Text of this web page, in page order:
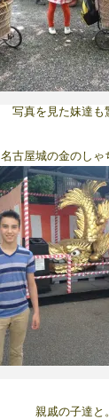
写真を見た妹達も
名古屋城の金のしゃ
親戚の子達と。